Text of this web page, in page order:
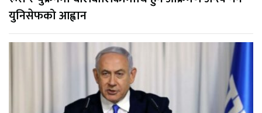
युनिसेफको आह्वान